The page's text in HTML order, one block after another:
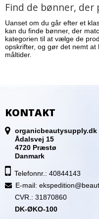
Find de bønner,
Uanset om du går efter et
kan du finde bønner, der
kategorien til at vælge de
opskrifter, og gør det nemt
måltider.
KONTAKT
organicbeautysupply.dk
Ådalsvej 15
4720 Præstø
Danmark
Telefonnr.: 40844143
E-mail:
CVR.: 31870860
DK-ØKO-100